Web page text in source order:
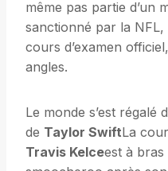
même pas partie d’un
sanctionné par la NFL,
cours d’examen
angles.
Le monde s’est régalé
de Taylor SwiftLa
Travis Kelceest à